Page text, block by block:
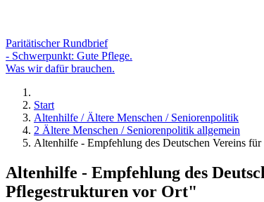
Paritätischer Rundbrief
- Schwerpunkt: Gute Pflege.
Was wir dafür brauchen.
Start
Altenhilfe / Ältere Menschen / Seniorenpolitik
2 Ältere Menschen / Seniorenpolitik allgemein
Altenhilfe - Empfehlung des Deutschen Vereins
Altenhilfe - Empfehlung des
Pflegestrukturen vor Ort"